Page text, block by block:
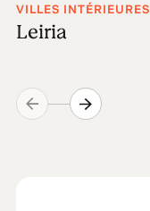
VILLES INTÉRIEURES
Leiria